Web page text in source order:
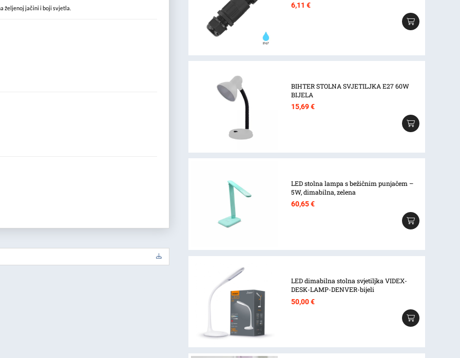
željenoj jačini i boji svjetla.
6,11 €
BIHTER STOLNA SVJETILJKA E27 60W
BIJELA
15,69€
LED stolna lampa s bežičnim punjačem –
5W, dimabilna, zelena
60,65€
LED dimabilna stolna svjetiljka VIDEX-
DESK-LAMP-DENVER-bijeli
50,00€